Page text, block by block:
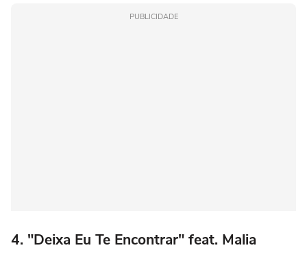
PUBLICIDADE
4. "Deixa Eu Te Encontrar" feat. Malia